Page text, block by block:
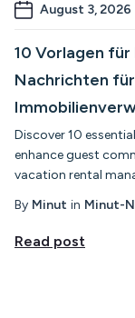
August 3, 2026
10 Vorlagen
Nachrichten
Discover 10
enhance guest
vacation rental
By Minut in Minut-
Read post